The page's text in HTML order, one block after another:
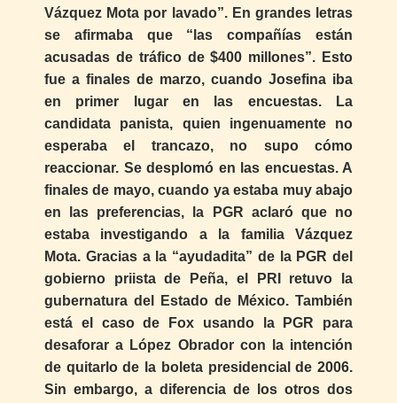
Vázquez Mota por lavado”. En grandes letras
se afirmaba que “las compañías están
acusadas de tráfico de $400 millones”. Esto
fue a finales de marzo, cuando Josefina iba
en primer lugar en las encuestas. La
candidata panista, quien ingenuamente no
esperaba el trancazo, no supo cómo
reaccionar. Se desplomó en las encuestas. A
finales de mayo, cuando ya estaba muy abajo
en las preferencias, la PGR aclaró que no
estaba investigando a la familia Vázquez
Mota. Gracias a la “ayudadita” de la PGR del
gobierno priista de Peña, el PRI retuvo la
gubernatura del Estado de México. También
está el caso de Fox usando la PGR para
desaforar a López Obrador con la intención
de quitarlo de la boleta presidencial de 2006.
Sin embargo, a diferencia de los otros dos